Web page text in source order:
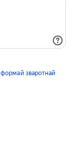
формай зваротнай